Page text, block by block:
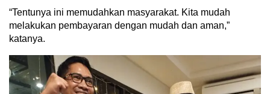
“Tentunya ini memudahkan masyarakat. Kita mudah
melakukan pembayaran dengan mudah dan aman,”
katanya.